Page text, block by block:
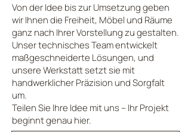
Von der Idee bis zur Umsetzung geben
wir Ihnen die Freiheit, Möbel und Räume
ganz nach Ihrer Vorstellung zu gestalten.
Unser technisches Team entwickelt
maßgeschneiderte Lösungen, und
unsere Werkstatt setzt sie mit
handwerklicher Präzision und Sorgfalt
um.
Teilen Sie Ihre Idee mit uns – Ihr Projekt
beginnt genau hier.